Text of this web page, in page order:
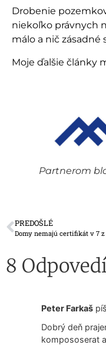
Drobenie
niekoľko právnych
málo a nič
Moje ďalšie články
Partnerom
PREDOŠLÉ
Domy nemajú certifikát v 7
8
Peter Farkaš
Dobrý deň
kompososerat